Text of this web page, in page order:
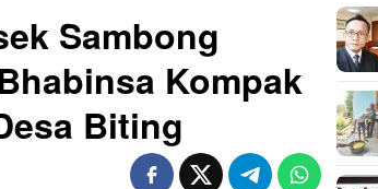
Sambong
Kompak
Biting